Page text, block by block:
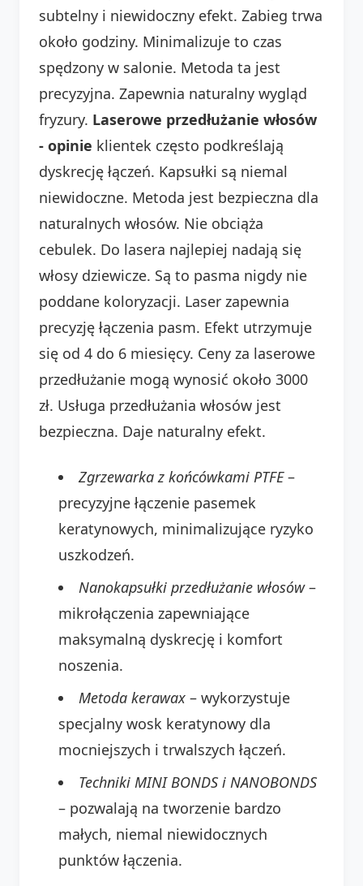
subtelny i niewidoczny efekt. Zabieg trwa
około godziny. Minimalizuje to czas
spędzony w salonie. Metoda ta jest
precyzyjna. Zapewnia naturalny wygląd
fryzury. Laserowe przedłużanie włosów
- opinie klientek często podkreślają
dyskrecję łączeń. Kapsułki są niemal
niewidoczne. Metoda jest bezpieczna dla
naturalnych włosów. Nie obciąża
cebulek. Do lasera najlepiej nadają się
włosy dziewicze. Są to pasma nigdy nie
poddane koloryzacji. Laser zapewnia
precyzję łączenia pasm. Efekt utrzymuje
się od 4 do 6 miesięcy. Ceny za laserowe
przedłużanie mogą wynosić około 3000
zł. Usługa przedłużania włosów jest
bezpieczna. Daje naturalny efekt.
Zgrzewarka z końcówkami PTFE–
precyzyjne łączenie pasemek
keratynowych, minimalizujące ryzyko
uszkodzeń.
Nanokapsułki przedłużanie włosów–
mikrołączenia zapewniające
maksymalną dyskrecję i komfort
noszenia.
Metoda kerawax – wykorzystuje
specjalny wosk keratynowy dla
mocniejszych i trwalszych łączeń.
Techniki MINI BONDS i NANOBONDS
– pozwalają na tworzenie bardzo
małych, niemal niewidocznych
punktów łączenia.